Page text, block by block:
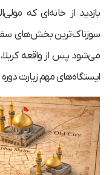
بازدید از خانه‌ای که
سوزناک‌ترین بخش‌های
می‌شود پس از واقعه کربلا،
ایستگاه‌های مهم زیارت